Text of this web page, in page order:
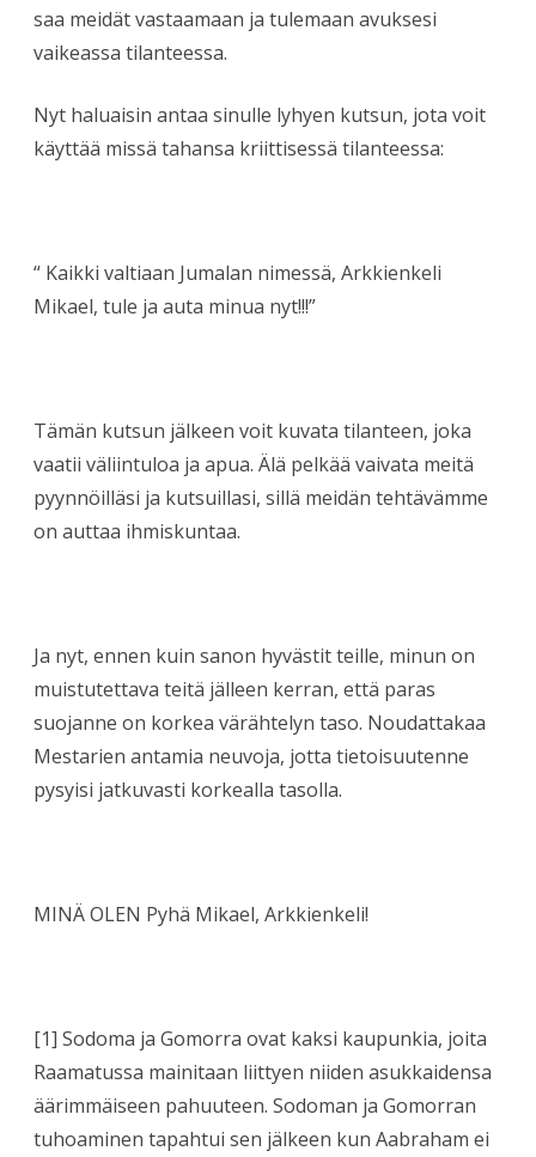
saa meidät vastaamaan ja tulemaan avuksesi
vaikeassa tilanteessa.
Nyt haluaisin antaa sinulle lyhyen kutsun, jota voit
käyttää missä tahansa kriittisessä tilanteessa:
“ Kaikki valtiaan Jumalan nimessä, Arkkienkeli
Mikael, tule ja auta minua nyt!!!”
Tämän kutsun jälkeen voit kuvata tilanteen, joka
vaatii väliintuloa ja apua. Älä pelkää vaivata meitä
pyynnöilläsi ja kutsuillasi, sillä meidän tehtävämme
on auttaa ihmiskuntaa.
Ja nyt, ennen kuin sanon hyvästit teille, minun on
muistutettava teitä jälleen kerran, että paras
suojanne on korkea värähtelyn taso. Noudattakaa
Mestarien antamia neuvoja, jotta tietoisuutenne
pysyisi jatkuvasti korkealla tasolla.
MINÄ OLEN Pyhä Mikael, Arkkienkeli!
[1] Sodoma ja Gomorra ovat kaksi kaupunkia, joita
Raamatussa mainitaan liittyen niiden asukkaidensa
äärimmäiseen pahuuteen. Sodoman ja Gomorran
tuhoaminen tapahtui sen jälkeen kun Aabraham ei